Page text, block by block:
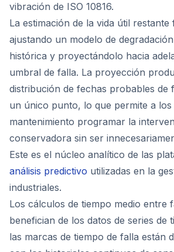
vibración de ISO 10816.
La estimación de la vida útil restante
ajustando un modelo de
histórica y proyectándolo hacia
umbral de falla. La proyección
distribución de fechas probables de
un único punto, lo que permite a los
mantenimiento programar la
conservadora sin ser
Este es el núcleo analítico de las
análisis predictivo utilizadas en la
industriales.
Los cálculos de tiempo medio entre
benefician de los datos de series de
las marcas de tiempo de falla están